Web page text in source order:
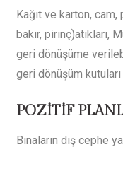
Kağıt ve karton,
bakır, pirinç)atıkları,
geri dönüşüme
geri dönüşüm
POZİTİF
Binaların dış cephe